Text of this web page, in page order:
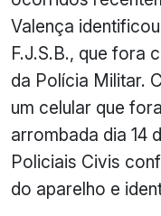
Valença
F.J.S.B., que fora
da Polícia Militar.
um celular que
arrombada dia 14
Policiais Civis
do aparelho e